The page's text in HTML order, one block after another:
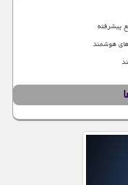
پیشرفته
هوشمند